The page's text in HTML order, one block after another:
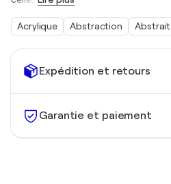
Expédition et retours
Garantie et paiement
Acrylique Abstraction Abstrait